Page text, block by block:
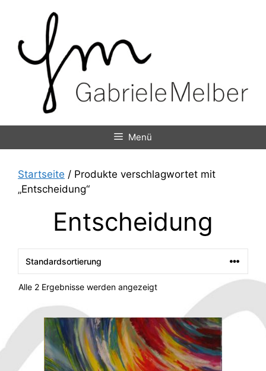
Menü
Startseite / Produkte verschlagwortet mit
„Entscheidung“
Entscheidung
Alle 2 Ergebnisse werden angezeigt